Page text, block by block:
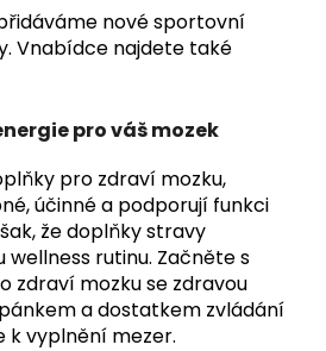
novésportovní
Vnabídce najdete také
pro váš mozek
pro zdraví mozku,
účinné a podporují funkci
že doplňky stravy
wellness rutinu. Začněte s
zdraví mozku se zdravou
a dostatkem zvládání
k vyplnění mezer.